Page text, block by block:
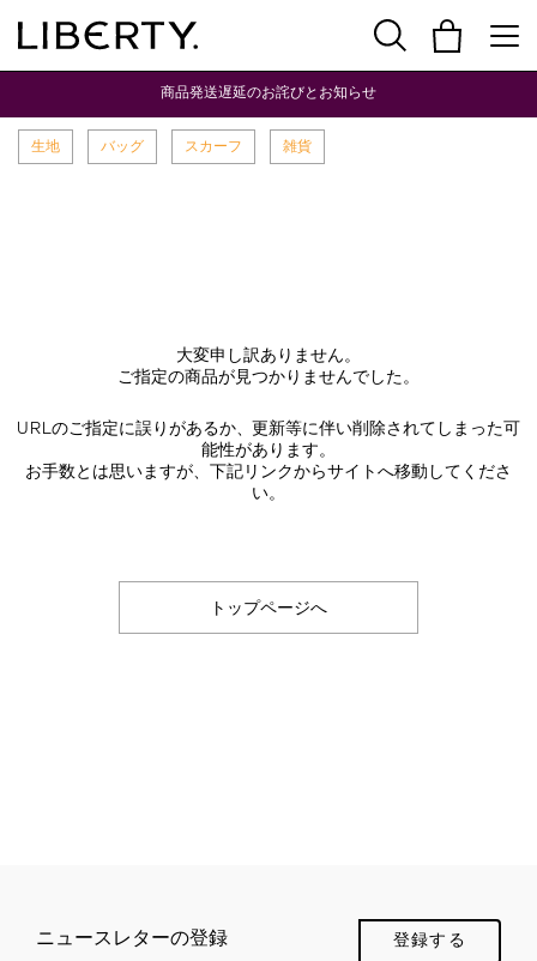
商品発送遅延のお詫びとお知らせ
生地 バッグ スカーフ 雑貨
大変申し訳ありません。
ご指定の商品が見つかりませんでした。
URLのご指定に誤りがあるか、更新等に伴い削除されてしまった可
能性があります。
お手数とは思いますが、下記リンクからサイトへ移動してくださ
い。
トップページへ
ニュースレターの登録 登録する